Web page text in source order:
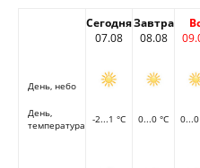
Сегодня
07.08
Завтра
08.08
День, небо
День,
температура
-2...1 °C 0...0 °C 0...0